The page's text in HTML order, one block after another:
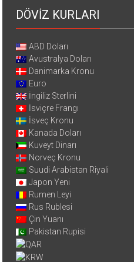
DÖVİZ KURLARI
ABD Doları
Avustralya Doları
Danimarka Kronu
Euro
İngiliz Sterlini
İsviçre Frangı
İsveç Kronu
Kanada Doları
Kuveyt Dinarı
Norveç Kronu
Suudi Arabistan Riyali
Japon Yeni
Rumen Leyi
Rus Rublesi
Çin Yuanı
Pakistan Rupisi